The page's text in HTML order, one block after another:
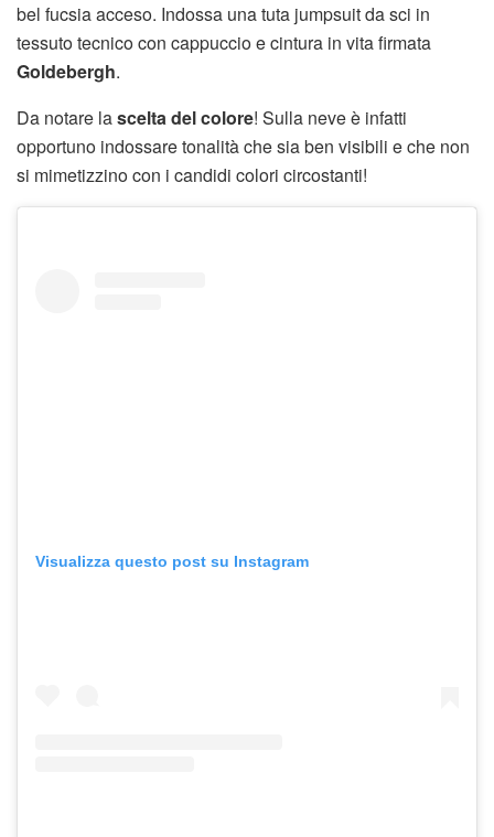
bel fucsia acceso. Indossa una tuta jumpsuit da sci in
tessuto tecnico con cappuccio e cintura in vita firmata
Goldebergh.
Da notare lascelta del colore! Sulla neve è infatti
opportuno indossare tonalità che sia ben visibili e che non
si mimetizzino con i candidi colori circostanti!
Visualizza questo post su Instagram